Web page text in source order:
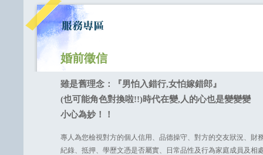
婚前徵信
雖是舊理念：『男怕入錯行,女怕嫁錯郎』
(也可能角色對換啦!!)時代在變,人的心也是變變變
小心為妙！！
專人為您檢視對方的個人信用、品德操守、對方的交友狀況、財
紀錄、抵押、學歷文憑是否屬實、日常品性及行為家庭成員及相